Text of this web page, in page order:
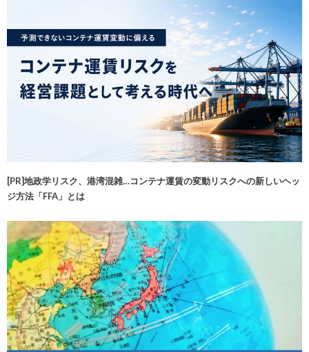
[PR]地政学リスク、港湾混雑…コンテナ運賃の変動リスクへの新しいヘッ
ジ方法「FFA」とは